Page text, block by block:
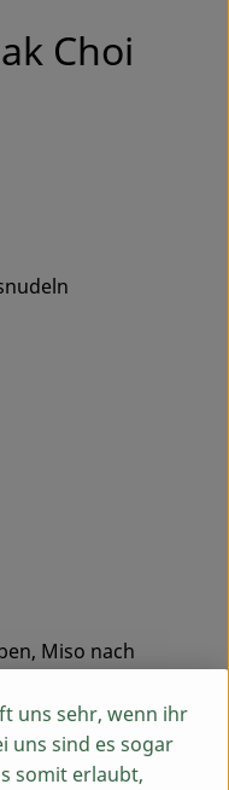
Choi
Miso nach
hacken. Ingwer,
Suppe geben und
uns sehr, wenn ihr
uns sind es sogar
somit erlaubt,